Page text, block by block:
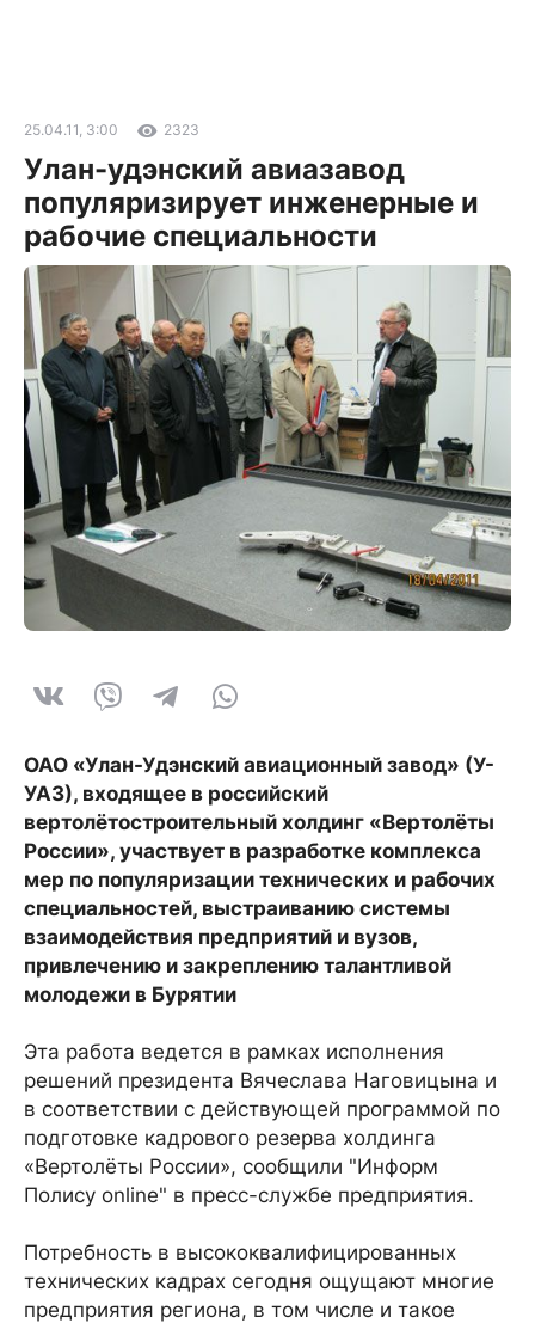
25.04.11, 3:00 2323
Улан-удэнский авиазавод
популяризирует инженерные и
рабочие специальности
ОАО «Улан-Удэнский авиационный завод» (У-
УАЗ), входящее в российский
вертолётостроительный холдинг «Вертолёты
России», участвует в разработке комплекса
мер по популяризации технических и рабочих
специальностей, выстраиванию системы
взаимодействия предприятий и вузов,
привлечению и закреплению талантливой
молодежи в Бурятии
Эта работа ведется в рамках исполнения
решений президента Вячеслава Наговицына и
в соответствии с действующей программой по
подготовке кадрового резерва холдинга
«Вертолёты России», сообщили "Информ
Полису online" в пресс-службе предприятия.
Потребность в высококвалифицированных
технических кадрах сегодня ощущают многие
предприятия региона, в том числе и такое